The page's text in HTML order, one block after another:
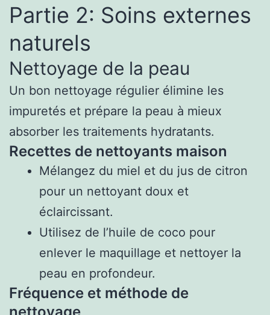
Partie 2: Soins externes
naturels
Nettoyage de la peau
Un bon nettoyage régulier élimine les
impuretés et prépare la peau à mieux
absorber les traitements hydratants.
Recettes de nettoyants maison
Mélangez du miel et du jus de citron
pour un nettoyant doux et
éclaircissant.
Utilisez de l’huile de coco pour
enlever le maquillage et nettoyer la
peau en profondeur.
Fréquence et méthode de